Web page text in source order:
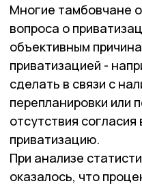
Многие тамбовчане
вопроса о
объективным
приватизацией -
сделать в связи с
перепланировки или
отсутствия
приватизацию.
При анализе
оказалось, что